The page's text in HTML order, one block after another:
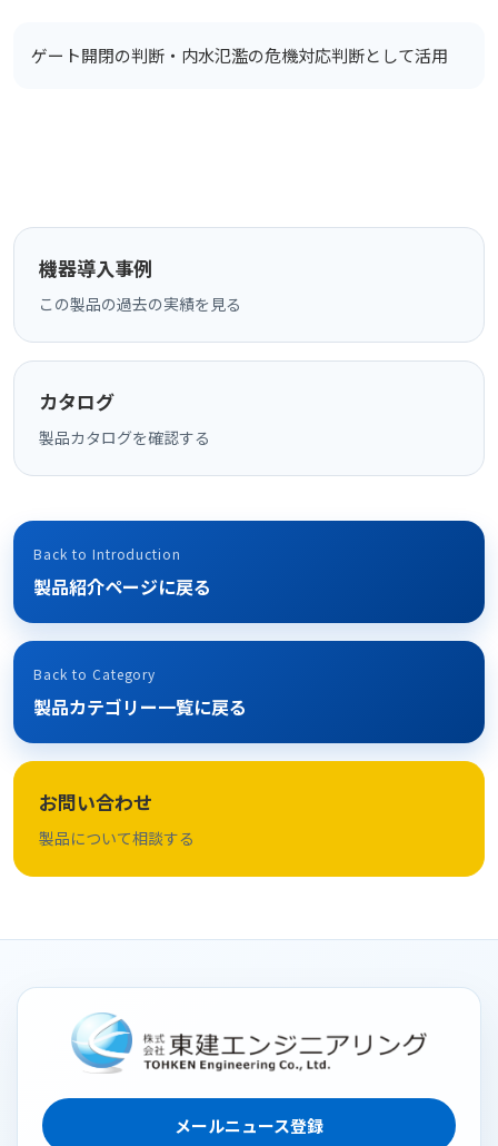
ゲート開閉の判断・内水氾濫の危機対応判断として活用
機器導入事例
この製品の過去の実績を見る
カタログ
製品カタログを確認する
Back to Introduction
製品紹介ページに戻る
Back to Category
製品カテゴリー一覧に戻る
お問い合わせ
製品について相談する
メールニュース登録